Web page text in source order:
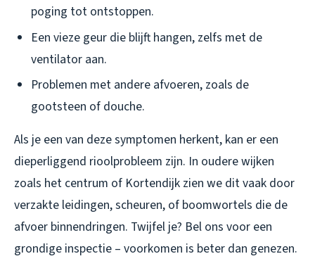
poging tot ontstoppen.
Een vieze geur die blijft hangen, zelfs met de
ventilator aan.
Problemen met andere afvoeren, zoals de
gootsteen of douche.
Als je een van deze symptomen herkent, kan er een
dieperliggend rioolprobleem zijn. In oudere wijken
zoals het centrum of Kortendijk zien we dit vaak door
verzakte leidingen, scheuren, of boomwortels die de
afvoer binnendringen. Twijfel je? Bel ons voor een
grondige inspectie – voorkomen is beter dan genezen.